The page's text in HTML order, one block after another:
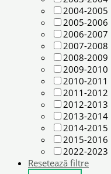
2004-2005
2005-2006
2006-2007
2007-2008
2008-2009
2009-2010
2010-2011
2011-2012
2012-2013
2013-2014
2014-2015
2015-2016
2022-2023
Resetează filtre